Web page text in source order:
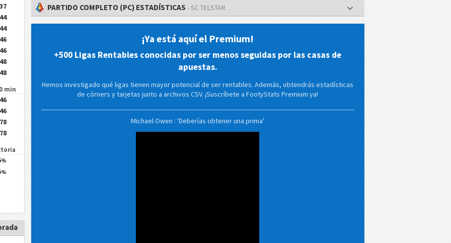
min
%
%
PARTIDO COMPLETO (PC) ESTADÍSTICAS - SC TELSTAR
¡Ya está aquí el Premium!
+500 Ligas Rentables conocidas por ser menos seguidas por las casas de
apuestas.
Hemos investigado qué ligas tienen mayor potencial de ser rentables. Además, obtendrás estadísticas
de córners y tarjetas junto a archivos CSV. ¡Suscríbete a FootyStats Premium ya!
Michael Owen : 'Deberías obtener una prima'